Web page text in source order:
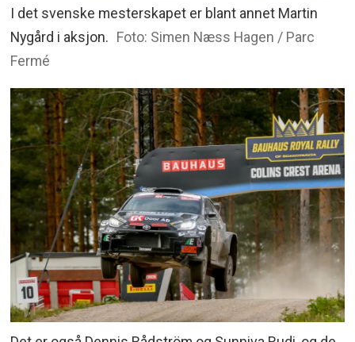
I det svenske mesterskapet er blant annet Martin
Nygård i aksjon. Foto: Simen Næss Hagen / Parc
Fermé